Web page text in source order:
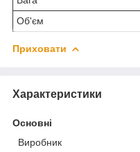
Об'єм
Приховати
Характеристики
Основні
Виробник